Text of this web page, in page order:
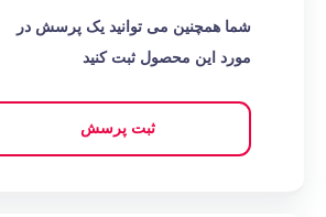
شما همچنین می توانید یک پرسش در
مورد این محصول ثبت کنید
ثبت پرسش